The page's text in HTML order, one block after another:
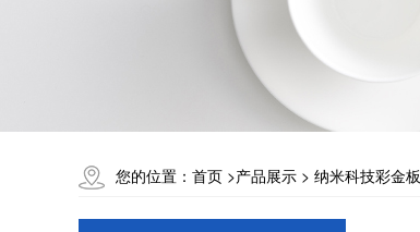
您的位置： 首页 >产品展示 > 纳米科技彩金板